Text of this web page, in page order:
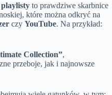
playlisty to prawdziwe skarbnice
które można odkryć na
czy YouTube. Na przykład:
Collection”,
przeboje, jak i najnowsze